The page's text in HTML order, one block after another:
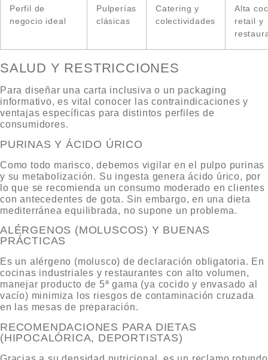
Perfil de
negocio ideal
Pulperías
clásicas
Catering y
colectividades
Alta
retail y
SALUD Y RESTRICCIONES
Para diseñar una carta inclusiva o un packaging
informativo, es vital conocer las contraindicaciones y
ventajas específicas para distintos perfiles de
consumidores.
PURINAS Y ÁCIDO ÚRICO
Como todo marisco, debemos vigilar en el pulpo purinas
y su metabolización. Su ingesta genera ácido úrico, por
lo que se recomienda un consumo moderado en clientes
con antecedentes de gota. Sin embargo, en una dieta
mediterránea equilibrada, no supone un problema.
ALÉRGENOS (MOLUSCOS) Y BUENAS
PRÁCTICAS
Es un alérgeno (molusco) de declaración obligatoria. En
cocinas industriales y restaurantes con alto volumen,
manejar producto de 5ª gama (ya cocido y envasado al
vacío) minimiza los riesgos de contaminación cruzada
en las mesas de preparación.
RECOMENDACIONES PARA DIETAS
(HIPOCALÓRICA, DEPORTISTAS)